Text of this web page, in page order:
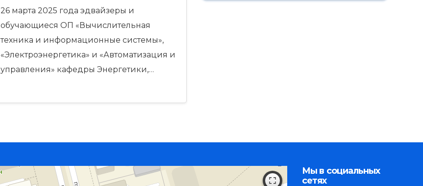
обучающихся»
26 марта 2025 года эдвайзеры и
обучающиеся ОП «Вычислительная
техника и информационные системы»,
«Электроэнергетика» и «Автоматизация и
управления» кафедры Энергетики,…
Мы в социальных
сетях